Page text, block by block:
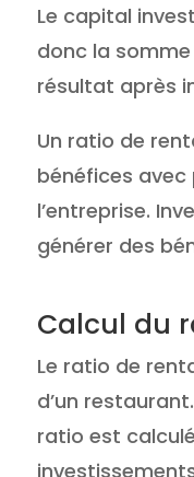
Le capital
donc la
résultat après
Un ratio de
bénéfices
l’entreprise.
générer des
Calcul du
Le ratio de
d’un
ratio est